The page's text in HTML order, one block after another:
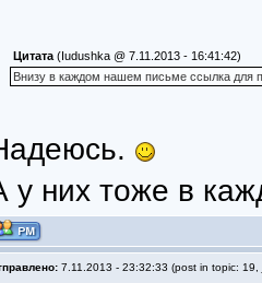
Цитата(Iudushka @ 7.11.2013 - 16:41:42)
Внизу в каждом нашем письме ссылка для
у них тоже в
7.11.2013 - 23:32:33 (post in topic: 19,